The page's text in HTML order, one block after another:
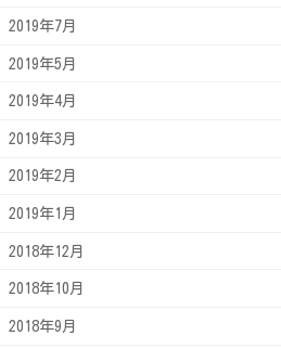
2019年7月
2019年5月
2019年4月
2019年3月
2019年2月
2019年1月
2018年12月
2018年10月
2018年9月